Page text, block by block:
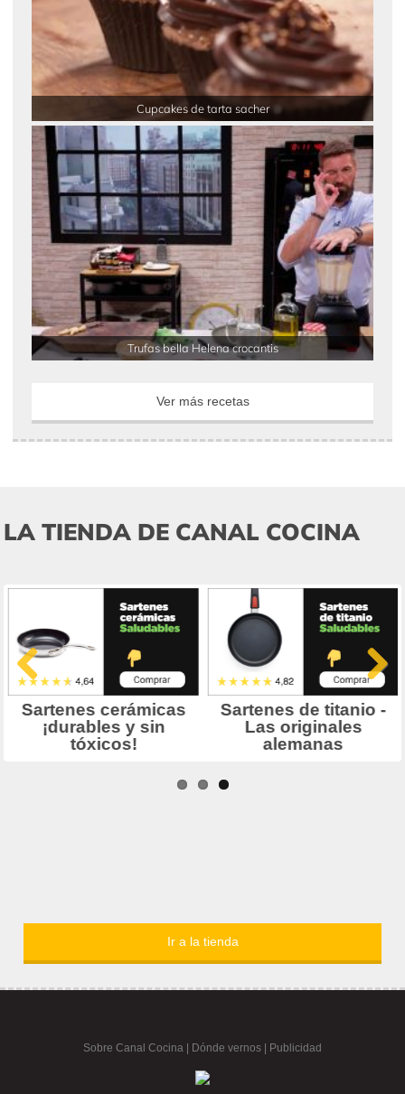
Cupcakes de tarta sacher
Trufas bella Helena crocantis
Ver más recetas
LA TIENDA DE CANAL COCINA
Ir a la tienda
Sobre Canal Cocina Dónde vernos | Publicidad